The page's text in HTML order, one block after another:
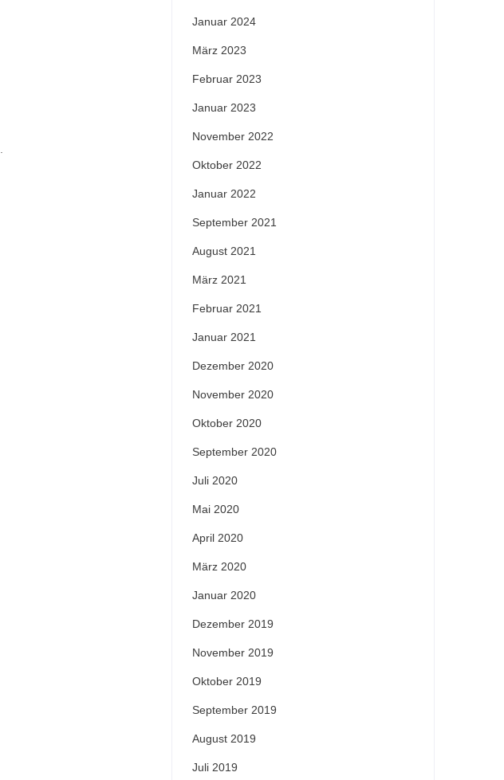
Januar 2024
März 2023
Februar 2023
Januar 2023
November 2022
Oktober 2022
Januar 2022
September 2021
August 2021
März 2021
Februar 2021
Januar 2021
Dezember 2020
November 2020
Oktober 2020
September 2020
Juli 2020
Mai 2020
April 2020
März 2020
Januar 2020
Dezember 2019
November 2019
Oktober 2019
September 2019
August 2019
Juli 2019